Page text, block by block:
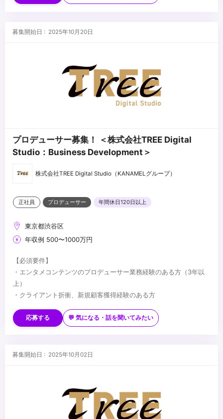
＜応募書類＞
ロデュース若しくは携わった案件のデモリールをお持ちの方はご提
募集開始日 : 2025年10月20日
プロデューサー募集！ ＜株式会社TREE Digital
Studio：Business Development＞
株式会社TREE Digital Studio（KANAMELグループ）
正社員 プロデューサー 年間休日120日以上
東京都渋谷区
年収例 500〜1000万円
【必須要件】
・エンタメコンテンツのプロデューサー業務経験のある方（3年以
上）
・クライアント折衝、新規顧客獲得経験のある方
・デジタルをメインとするコンテンツに興味のある方
・VFX・CGについて知識のある方
・これまでの経験を生かしながら、新しい取り組みへ柔軟にかつ能
応募する 💬 気になる・話を聞いてみたい
募集開始日 : 2025年10月02日